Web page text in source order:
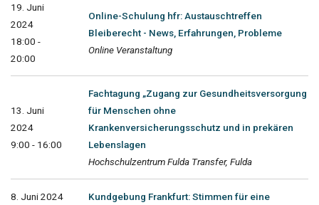
19. Juni
2024
18:00 -
20:00
Online-Schulung hfr: Austauschtreffen
Bleiberecht - News, Erfahrungen, Probleme
Online Veranstaltung
13. Juni
2024
9:00 - 16:00
Fachtagung „Zugang zur Gesundheitsversorgung
für Menschen ohne
Krankenversicherungsschutz und in prekären
Lebenslagen
Hochschulzentrum Fulda Transfer, Fulda
8. Juni 2024
Kundgebung Frankfurt: Stimmen für eine